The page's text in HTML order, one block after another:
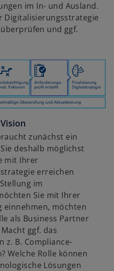
im In- und Ausland.
Digitalisierungsstrategie
und ggf.
zunächst ein
deshalb möglichst
mit Ihrer
erreichen
im
Sie mit Ihrer
einnehmen, möchten
als Business Partner
ggf. das
z. B. Compliance-
Welche Rolle können
Lösungen